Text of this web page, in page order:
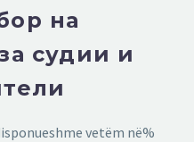
на
судии и
vetëm në%